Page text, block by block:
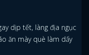
dịp tết, làng địa ngục
ăn mày què làm dấy